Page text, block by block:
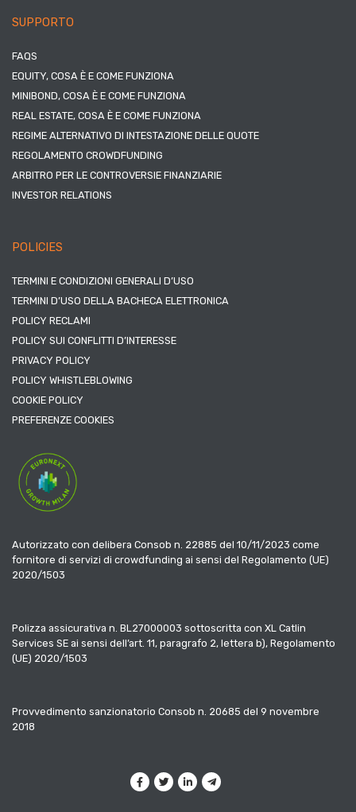
SUPPORTO
FAQS
EQUITY, COSA È E COME FUNZIONA
MINIBOND, COSA È E COME FUNZIONA
REAL ESTATE, COSA È E COME FUNZIONA
REGIME ALTERNATIVO DI INTESTAZIONE DELLE QUOTE
REGOLAMENTO CROWDFUNDING
ARBITRO PER LE CONTROVERSIE FINANZIARIE
INVESTOR RELATIONS
POLICIES
TERMINI E CONDIZIONI GENERALI D’USO
TERMINI D’USO DELLA BACHECA ELETTRONICA
POLICY RECLAMI
POLICY SUI CONFLITTI D’INTERESSE
PRIVACY POLICY
POLICY WHISTLEBLOWING
COOKIE POLICY
PREFERENZE COOKIES
Autorizzato con delibera Consob n. 22885 del 10/11/2023 come
fornitore di servizi di crowdfunding ai sensi del Regolamento (UE)
2020/1503
Polizza assicurativa n. BL27000003 sottoscritta con XL Catlin
Services SE ai sensi dell’art. 11, paragrafo 2, lettera b), Regolamento
(UE) 2020/1503
Provvedimento sanzionatorio Consob n. 20685 del 9 novembre
2018